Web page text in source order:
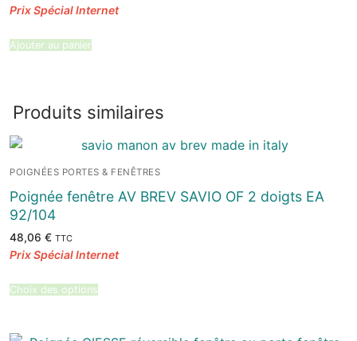
initial
actuel
Ajouter au panier
Produits similaires
POIGNÉES PORTES & FENÊTRES
Poignée fenêtre AV BREV SAVIO OF 2 doigts EA
92/104
48,06 € TTC
Choix des options